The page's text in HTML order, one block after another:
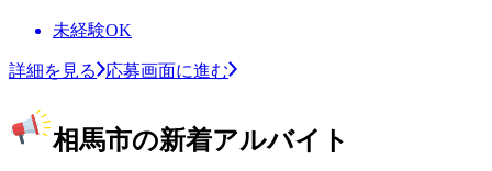
未経験OK
詳細を見る 応募画面に進む
相馬市の新着アルバイト